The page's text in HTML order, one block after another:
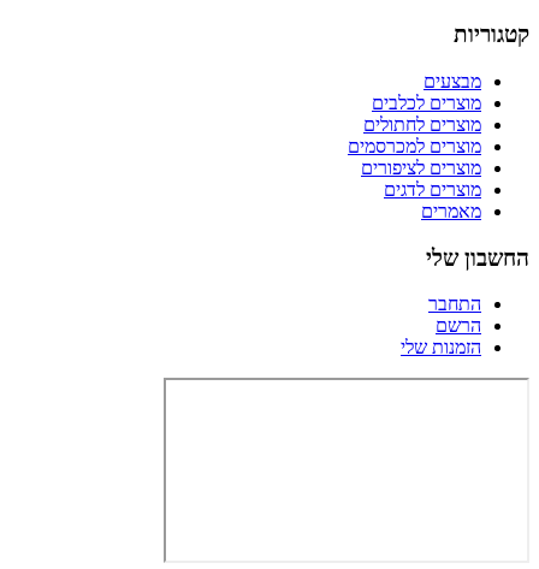
קטגוריות
מבצעים
מוצרים לכלבים
מוצרים לחתולים
מוצרים למכרסמים
מוצרים לציפורים
מוצרים לדגים
מאמרים
החשבון שלי
התחבר
הרשם
הזמנות שלי